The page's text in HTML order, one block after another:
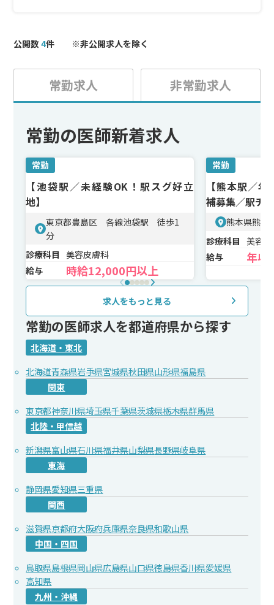
＜待遇＞
務時間や日数に応じて家庭やライフスタイルとの両立も
図れます
公開数4件 ※非公開求人を除く
常勤求人 非常勤求人
常勤の医師新着求人
常勤
【池袋駅／未経験OK！駅スグ好立
地】
東京都豊島区 各線池袋駅 徒歩1
分
診療科目
美容皮膚科
給与
時給12,000円以上
常勤
【熊本駅／
補募集／駅チ
熊本県熊
診療科目
美容
給与
年収
求人をもっと見る
常勤の医師求人を都道府県から探す
北海道・東北
北海道青森県岩手県宮城県秋田県山形県福島県
関東
東京都神奈川県埼玉県千葉県茨城県栃木県群馬県
北陸・甲信越
新潟県富山県石川県福井県山梨県長野県岐阜県
東海
静岡県愛知県三重県
関西
滋賀県京都府大阪府兵庫県奈良県和歌山県
中国・四国
鳥取県島根県岡山県広島県山口県徳島県香川県愛媛県
高知県
九州・沖縄